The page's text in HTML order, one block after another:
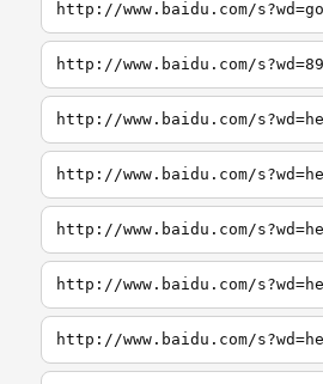
http://www.baidu.com/
http://www.baidu.com/
http://www.baidu.com/
http://www.baidu.com/
http://www.baidu.com/
http://www.baidu.com/
http://www.baidu.com/